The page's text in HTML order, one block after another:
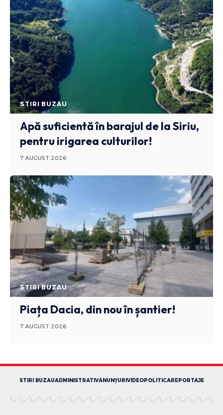
STIRI BUZAU
Apă suficientă în barajul de la Siriu,
pentru irigarea culturilor!
7 AUGUST 2026
STIRI BUZAU
Piața Dacia, din nou în șantier!
7 AUGUST 2026
STIRI BUZAUADMINISTRATIVANUNȚURIVIDEOPOLITICAREPORTAJE